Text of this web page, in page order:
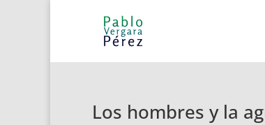
Los hombres y la